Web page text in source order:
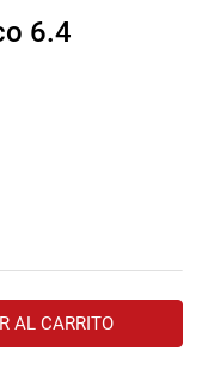
6.4
AL CARRITO